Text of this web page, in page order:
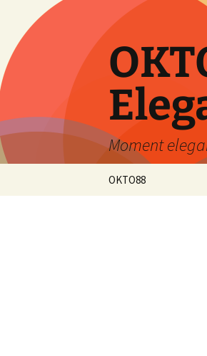
content
Moment
OKTO88